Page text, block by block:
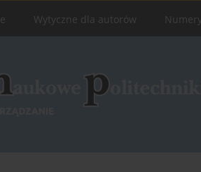
Wytyczne dla autorów